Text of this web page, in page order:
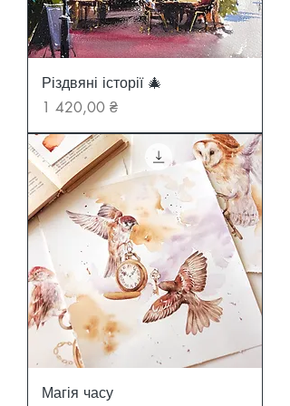
Різдвяні історії 🎄
Ціна
1 420,00 ₴
Магія часу